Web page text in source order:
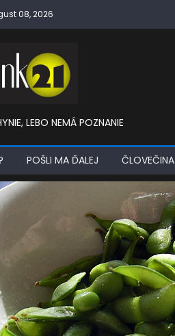
08, 2026
LEBO NEMÁ POZNANIE
POŠLI MA ĎALEJ ČLOVEČINA